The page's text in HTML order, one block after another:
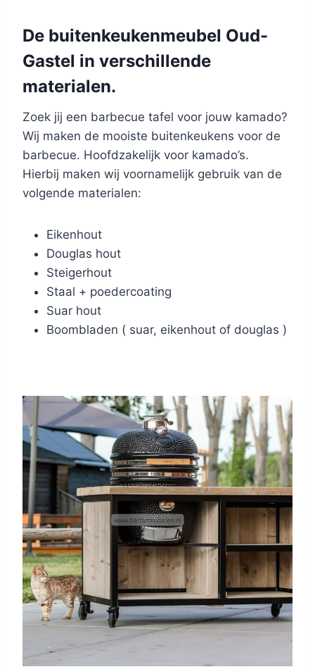
De buitenkeukenmeubel Oud-
Gastel in verschillende
materialen.
Zoek jij een barbecue tafel voor jouw kamado?
Wij maken de mooiste buitenkeukens voor de
barbecue. Hoofdzakelijk voor kamado’s.
Hierbij maken wij voornamelijk gebruik van de
volgende materialen:
Eikenhout
Douglas hout
Steigerhout
Staal + poedercoating
Suar hout
Boombladen ( suar, eikenhout of douglas )